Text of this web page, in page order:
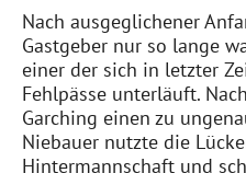
Nach ausgeglichener
Gastgeber nur so lange
einer der sich in letzter
Fehlpässe unterläuft.
Garching einen zu
Niebauer nutzte die
Hintermannschaft und